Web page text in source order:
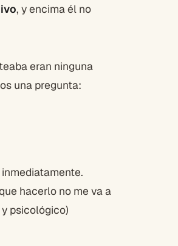
, y encima él no
eran ninguna
una pregunta:
hacerlo no me va a
psicológico)